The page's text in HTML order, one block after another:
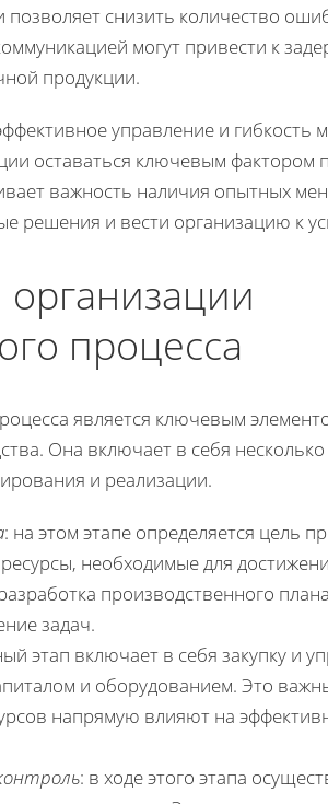
снизить количество
могут привести к
продукции.
управление и гибкость
оставаться ключевым фактором
важность наличия опытных
решения и вести организацию к
процесса
является ключевым
Она включает в себя
и реализации.
: на этом этапе определяется цель
необходимые для
производственного
задач.
этап включает в себя закупку и
и оборудованием. Это
напрямую влияют на
: в ходе этого этапа